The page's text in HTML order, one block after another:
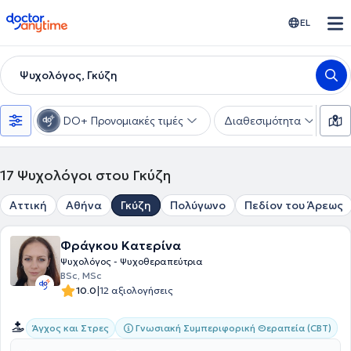
doctoranytime EL
Ψυχολόγος, Γκύζη
DO+ Προνομιακές τιμές Διαθεσιμότητα
17 Ψυχολόγοι στου Γκύζη
Αττική Αθήνα Γκύζη Πολύγωνο Πεδίον του Άρεως
Φράγκου Κατερίνα
Ψυχολόγος - Ψυχοθεραπεύτρια
BSc, MSc
10.0|12 αξιολογήσεις
Άγχος και Στρες Γνωσιακή Συμπεριφορική Θεραπεία (CBT)